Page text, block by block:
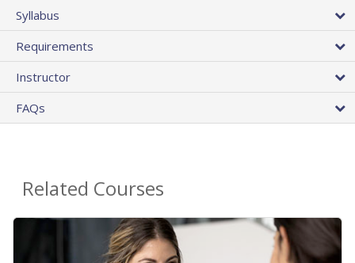
Syllabus
Requirements
Instructor
FAQs
Related Courses